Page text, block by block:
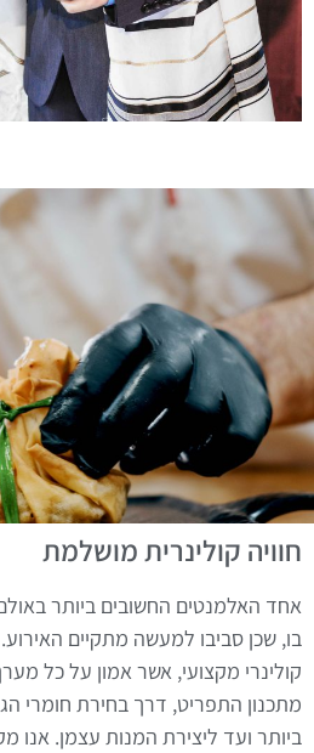
חוויה קולינרית מושלמת
אחד האלמנטים החשובים ביותר
בו, שכן סביבו למעשה מתקיים
קולינרי מקצועי, אשר אמון על כל
מתכנון התפריט, דרך בחירת חומרי
ביותר ועד ליצירת המנות עצמן. אנו